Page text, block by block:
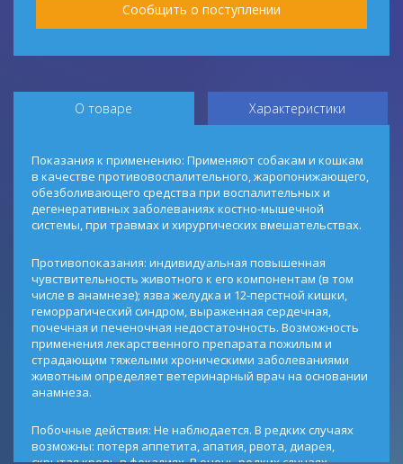
Сообщить о поступлении
О товаре Характеристики
Показания к применению: Применяют собакам и кошкам
в качестве противовоспалительного, жаропонижающего,
обезболивающего средства при воспалительных и
дегенеративных заболеваниях костно-мышечной
системы, при травмах и хирургических вмешательствах.
Противопоказания: индивидуальная повышенная
чувствительность животного к его компонентам (в том
числе в анамнезе); язва желудка и 12-перстной кишки,
геморрагический синдром, выраженная сердечная,
почечная и печеночная недостаточность. Возможность
применения лекарственного препарата пожилым и
страдающим тяжелыми хроническими заболеваниями
животным определяет ветеринарный врач на основании
анамнеза.
Побочные действия: Не наблюдается. В редких случаях
возможны: потеря аппетита, апатия, рвота, диарея,